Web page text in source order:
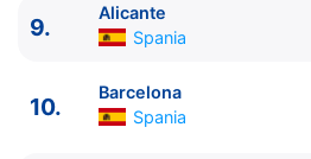
8.
Malaga Spania
Alicante Spania
Barcelona
08:00 -
11. Marsilia Franta
9.
Alicante
Spania
10.
Barcelona
Spania